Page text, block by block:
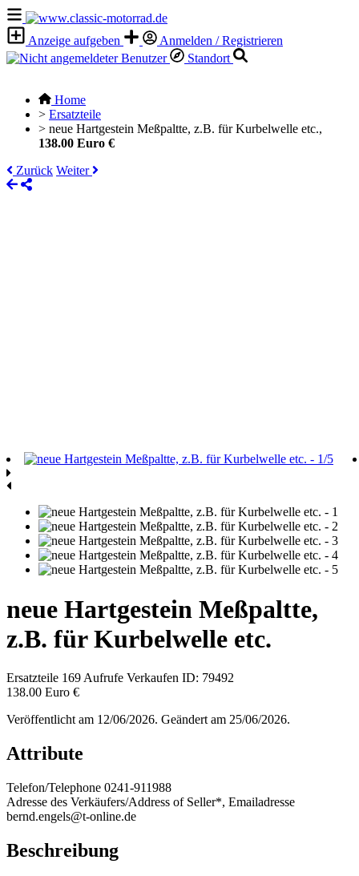
Anzeige aufgeben
Anmelden / Registrieren
Standort
Home
> Ersatzteile
> neue Hartgestein Meßpaltte, z.B. für Kurbelwelle etc.,
138.00 Euro €
Zurück Weiter
neue Hartgestein Meßpaltte,
z.B. für Kurbelwelle etc.
Ersatzteile 169 Aufrufe Verkaufen ID: 79492
138.00 Euro €
Veröffentlicht am 12/06/2026. Geändert am 25/06/2026.
Attribute
Telefon/Telephone 0241-911988
Adresse des Verkäufers/Address of Seller*, Emailadresse
bernd.engels@t-online.de
Beschreibung